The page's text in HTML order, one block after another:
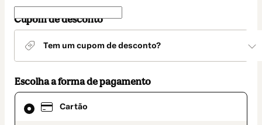
Cupom de desconto
Tem um cupom de desconto?
Escolha a forma de pagamento
Cartão
Cartão
selecionado